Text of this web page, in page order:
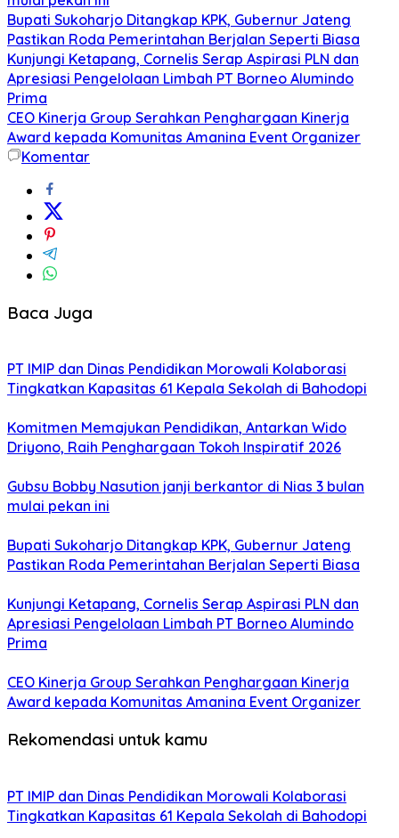
Bupati Sukoharjo Ditangkap KPK, Gubernur Jateng
Pastikan Roda Pemerintahan Berjalan Seperti Biasa
Kunjungi Ketapang, Cornelis Serap Aspirasi PLN dan
Apresiasi Pengelolaan Limbah PT Borneo Alumindo
Prima
CEO Kinerja Group Serahkan Penghargaan Kinerja
Award kepada Komunitas Amanina Event Organizer
Komentar
Baca Juga
PT IMIP dan Dinas Pendidikan Morowali Kolaborasi
Tingkatkan Kapasitas 61 Kepala Sekolah di Bahodopi
Komitmen Memajukan Pendidikan, Antarkan Wido
Driyono, Raih Penghargaan Tokoh Inspiratif 2026
Gubsu Bobby Nasution janji berkantor di Nias 3 bulan
mulai pekan ini
Bupati Sukoharjo Ditangkap KPK, Gubernur Jateng
Pastikan Roda Pemerintahan Berjalan Seperti Biasa
Kunjungi Ketapang, Cornelis Serap Aspirasi PLN dan
Apresiasi Pengelolaan Limbah PT Borneo Alumindo
Prima
CEO Kinerja Group Serahkan Penghargaan Kinerja
Award kepada Komunitas Amanina Event Organizer
Rekomendasi untuk kamu
PT IMIP dan Dinas Pendidikan Morowali Kolaborasi
Tingkatkan Kapasitas 61 Kepala Sekolah di Bahodopi